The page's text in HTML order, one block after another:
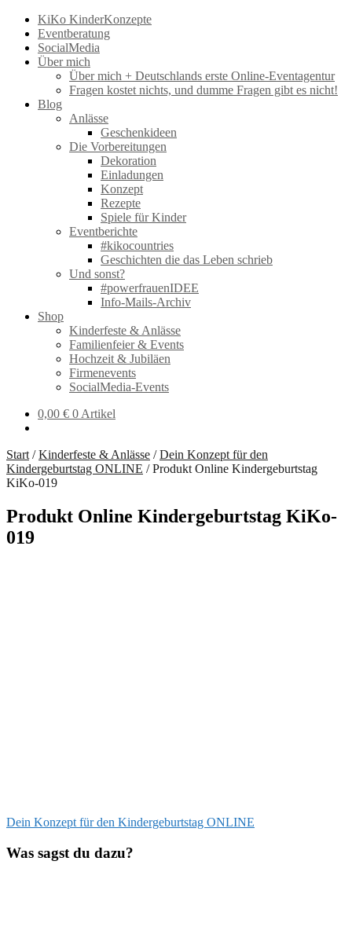
KiKo KinderKonzepte
Eventberatung
SocialMedia
Über mich
Über mich + Deutschlands erste Online-Eventagentur
Fragen kostet nichts, und dumme Fragen gibt es nicht!
Blog
Anlässe
Geschenkideen
Die Vorbereitungen
Dekoration
Einladungen
Konzept
Rezepte
Spiele für Kinder
Eventberichte
#kikocountries
Geschichten die das Leben schrieb
Und sonst?
#powerfrauenIDEE
Info-Mails-Archiv
Shop
Kinderfeste & Anlässe
Familienfeier & Events
Hochzeit & Jubiläen
Firmenevents
SocialMedia-Events
0,00 € 0 Artikel
Start /Kinderfeste & Anlässe /Dein Konzept für den
Kindergeburtstag ONLINE /Produkt Online Kindergeburtstag
KiKo-019
Produkt Online Kindergeburtstag KiKo-
019
Beitragsnavigation
Vorheriger
Dein Konzept für den Kindergeburtstag ONLINE
Was sagst du dazu?